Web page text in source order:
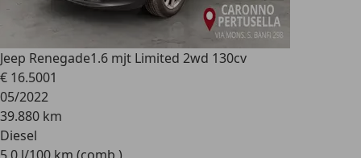
Jeep Renegade1.6 mjt Limited 2wd 130cv
€ 16.5001
05/2022
39.880 km
Diesel